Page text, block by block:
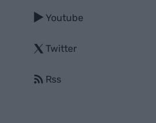
Youtube
Twitter
Rss